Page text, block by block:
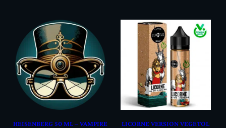
HEISENBERG 50 ML – VAMPIRE
LICORNE VERSION VEGETOL